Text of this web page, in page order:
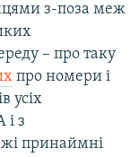
з-поза меж
– про таку
про номери і
усіх
з
принаймні